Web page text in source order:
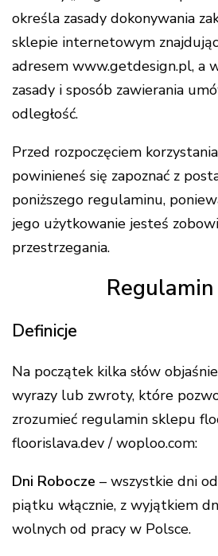
określa zasady dokonywania
sklepie internetowym
adresem www.getdesign.pl, a
zasady i sposób zawierania
odległość.
Przed rozpoczęciem
powinieneś się zapoznać z
poniższego regulaminu,
jego użytkowanie jesteś
przestrzegania.
Definicje
Na początek kilka słów
wyrazy lub zwroty, które
zrozumieć regulamin sklepu
floorislava.dev / woploo.com:
Dni Robocze – wszystkie dni
piątku włącznie, z wyjątkiem
wolnych od pracy w Polsce.